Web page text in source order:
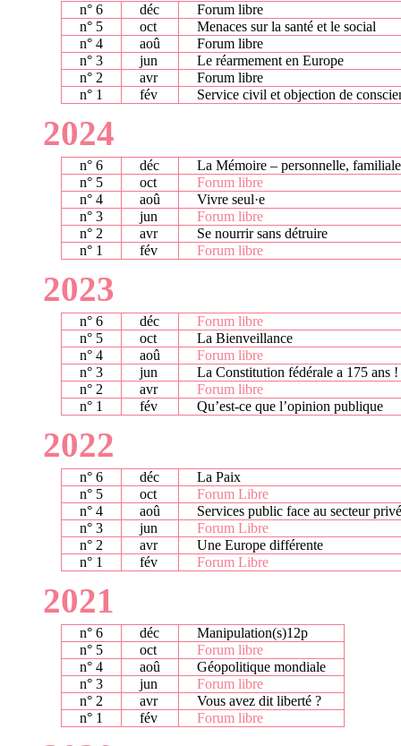
n° 6 déc
Forum libre
n° 5
oct
Menaces sur la santé et le social
n° 4
aoû
Forum libre
n° 3
jun
Le réarmement en Europe
n° 2
avr
Forum libre
n° 1
fév Service civil et objection de
2024
n° 6 déc
La Mémoire – personnelle,
n° 5
oct
Forum libre
n° 4
aoû
Vivre seul·e
n° 3
jun
Forum libre
n° 2
avr
Se nourrir sans détruire
n° 1
fév Forum libre
2023
n° 6 déc
Forum libre
n° 5
oct
La Bienveillance
n° 4
aoû
Forum libre
n° 3
jun
La Constitution fédérale a 175 ans !
n° 2
avr
Forum libre
n° 1
fév Qu’est-ce que l’opinion publique
2022
n° 6 déc
La Paix
n° 5
oct
Forum Libre
n° 4
aoû
Services public face au secteur privé
n° 3
jun
Forum Libre
n° 2
avr
Une Europe différente
n° 1
fév Forum Libre
2021
n° 6 déc
Manipulation(s)12p
n° 5
oct
Forum libre
n° 4
aoû
Géopolitique mondiale
n° 3
jun
Forum libre
n° 2
avr
Vous avez dit liberté ?
n° 1
fév Forum libre